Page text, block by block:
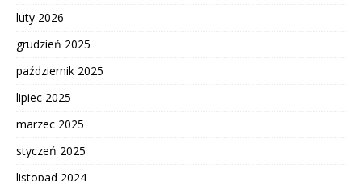
luty 2026
grudzień 2025
październik 2025
lipiec 2025
marzec 2025
styczeń 2025
listopad 2024